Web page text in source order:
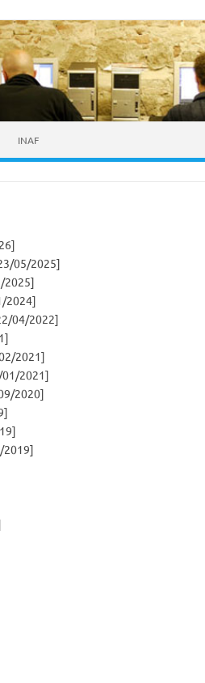
INAF
05/2025]
2025]
2024]
04/2022]
2021]
2021]
2020]